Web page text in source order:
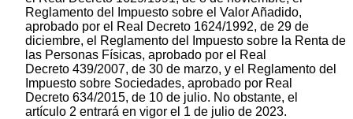
Reglamento del Impuesto sobre el Valor Añadido,
aprobado por el Real Decreto 1624/1992, de 29 de
diciembre, el Reglamento del Impuesto sobre la Renta de
las Personas Físicas, aprobado por el Real
Decreto 439/2007, de 30 de marzo, y el Reglamento del
Impuesto sobre Sociedades, aprobado por Real
Decreto 634/2015, de 10 de julio. No obstante, el
artículo 2 entrará en vigor el 1 de julio de 2023.